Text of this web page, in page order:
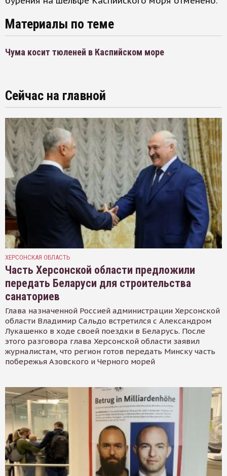
Материалы по теме
Чума косит тюленей в Каспийском море
Сейчас на главной
ХЕРСОНСКАЯ ОБЛАСТЬ
Часть Херсонской области предложили
передать Беларуси для строительства
санаториев
Глава назначенной Россией администрации Херсонской
области Владимир Сальдо встретился с Александром
Лукашенко в ходе своей поездки в Беларусь. После
этого разговора глава Херсонской области заявил
журналистам, что регион готов передать Минску часть
побережья Азовского и Черного морей